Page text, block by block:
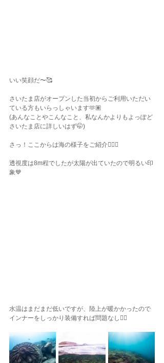
いい笑顔だ〜🥰
さいたま店がオープンした当初からご利用いただい
ている方もいらっしゃいます🫶🏽
(あんなことやこんなこと、私なんかよりもよっぽど
さいたま店に詳しいはず🤭)
さっ！ここからは海の様子をご紹介💁🏽‍♀️
透視度は8m程でしたが太陽が出ていたので明るい印
象💙
水温はまだまだ低いですが、陸上が暖かかったので
インナーをしっかり装備すれば問題なし👌🏽